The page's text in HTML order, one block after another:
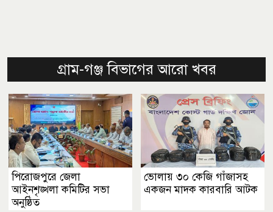
গ্রাম-গঞ্জ বিভাগের আরো খবর
পিরোজপুরে জেলা
আইনশৃঙ্খলা কমিটির সভা
অনুষ্ঠিত
ভোলায় ৩০ কেজি গাঁজাসহ
একজন মাদক কারবারি আটক